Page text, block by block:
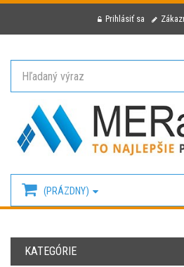
Prihlásiť sa
(PRÁZDNY)
KATEGÓRIE